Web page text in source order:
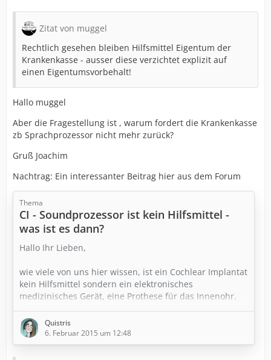
Zitat von muggel
Rechtlich gesehen bleiben Hilfsmittel Eigentum der
Krankenkasse - ausser diese verzichtet explizit auf
einen Eigentumsvorbehalt!
Hallo muggel
Aber die Fragestellung ist , warum fordert die Krankenkasse
zb Sprachprozessor nicht mehr zurück?
Gruß Joachim
Nachtrag: Ein interessanter Beitrag hier aus dem Forum
Thema
CI - Soundprozessor ist kein Hilfsmittel -
was ist es dann?
Hallo Ihr Lieben,
wie viele von uns hier wissen, ist ein Cochlear Implantat
kein Hilfsmittel sondern ein elektronisches
medizinisches Gerät, eine Prothese für das Innenohr.
Das besteht im Grunde aus zwei Einheiten, dem
Elektrodenstrang nebst Magnetkontakt hinter dem Ohr,
dem Innenteil der Prothese und dem äußeren Teil, dem
Quistris
6. Februar 2015 um 12:48